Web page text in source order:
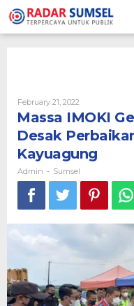
Skip
to
content
February 21, 2022
Admin
Massa IMOKI
Desak
Kayuagung
Admin - Sumsel